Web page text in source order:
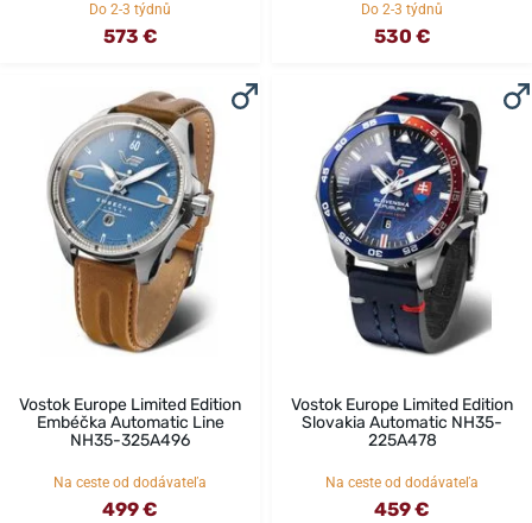
Do 2-3 týdnů
573 €
Do 2-3 týdnů
530 €
Vostok Europe Limited Edition
Embéčka Automatic Line
NH35-325A496
Na ceste od dodávateľa
499 €
Vostok Europe Limited Edition
Slovakia Automatic NH35-
225A478
Na ceste od dodávateľa
459 €